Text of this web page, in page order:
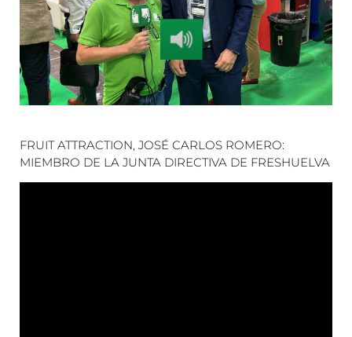
FRUIT ATTRACTION, JOSÉ CARLOS ROMERO:
MIEMBRO DE LA JUNTA DIRECTIVA DE FRESHUELVA